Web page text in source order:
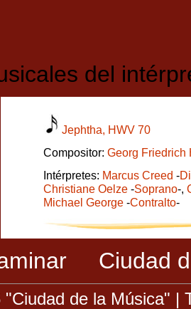
del
Jephtha, HWV 70
Compositor: Georg Friedrich
Intérpretes: Marcus Creed -
Christiane Oelze -Soprano-,
Michael George -Contralto-
Ciudad
de la Música" |